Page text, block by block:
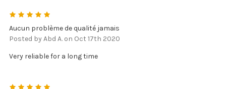
Aucun problème de qualité jamais
Posted by Abd A. on Oct 17th 2020
Very reliable for a long time